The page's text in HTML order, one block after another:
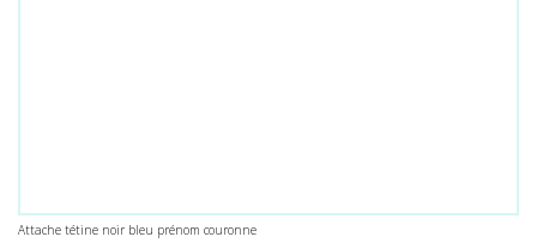
Attache tétine noir bleu prénom couronne